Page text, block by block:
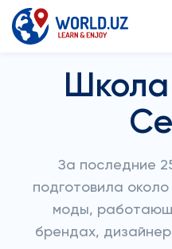
За последние
подготовила
моды,
брендах,